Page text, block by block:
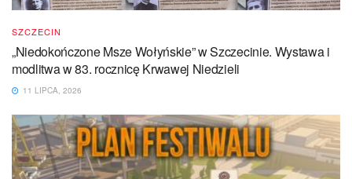
SZCZECIN
„Niedokończone Msze Wołyńskie” w Szczecinie. Wystawa i
modlitwa w 83. rocznicę Krwawej Niedzieli
11 LIPCA, 2026